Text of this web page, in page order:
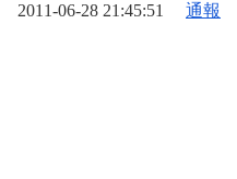
2011-06-28 21:45:51 通報